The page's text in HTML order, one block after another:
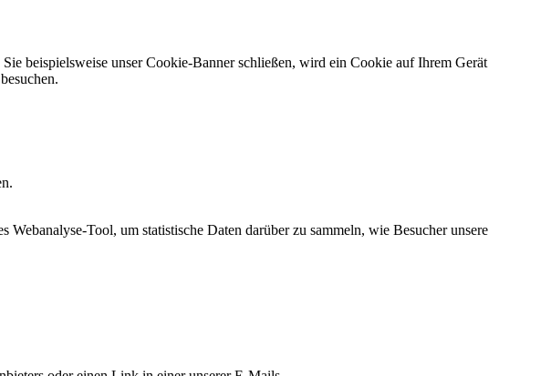
beispielsweise unser Cookie-Banner schließen, wird ein Cookie auf Ihrem Gerät
Tool, um statistische Daten darüber zu sammeln, wie Besucher unsere